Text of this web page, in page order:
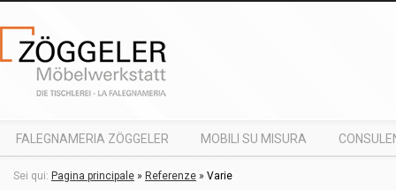
FALEGNAMERIA ZÖGGELER MOBILI SU MISURA
RICHIESTA
Sei qui: Pagina principale » Referenze » Varie